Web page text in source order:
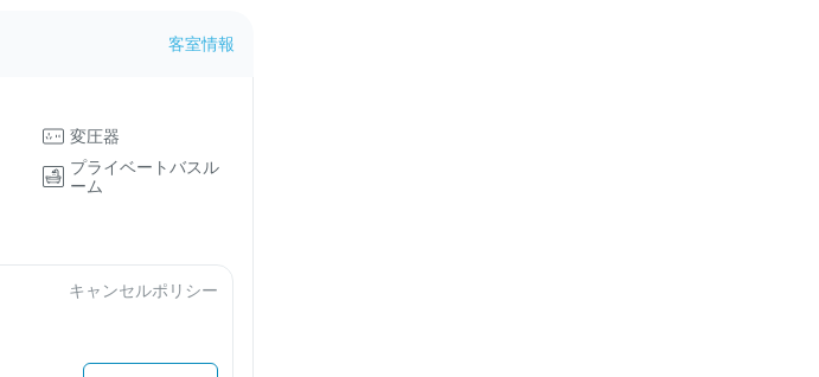
客室情報
変圧器
プライベートバスル
ーム
キャンセルポリシー